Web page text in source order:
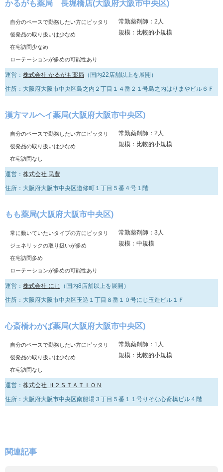
かるがも薬局 長堀橋店(大阪府大阪市中央区)
自分のペースで勤務したい方にピッタリ
後発品の取り扱いは少なめ
在宅訪問少なめ
ローテーションが多めの可能性あり
常勤薬剤師：2人
規模：比較的小規模
運営： 株式会社 かるがも薬局 （国内22店舗以上を展開）
住所：大阪府大阪市中央区島之内２丁目１４番２１号島之内はりまやビル６Ｆ
漢方マルヘイ薬局(大阪府大阪市中央区)
自分のペースで勤務したい方にピッタリ
後発品の取り扱いは少なめ
在宅訪問なし
常勤薬剤師：2人
規模：比較的小規模
運営： 株式会社 民豊
住所：大阪府大阪市中央区道修町１丁目５番４号１階
もも薬局(大阪府大阪市中央区)
常に動いていたいタイプの方にピッタリ
ジェネリックの取り扱いが多め
在宅訪問多め
ローテーションが多めの可能性あり
常勤薬剤師：3人
規模：中規模
運営： 株式会社 にじ
（国内8店舗以上を展開）
住所：大阪府大阪市中央区玉造１丁目８番１０号にじ玉造ビル１Ｆ
心斎橋わかば薬局(大阪府大阪市中央区)
自分のペースで勤務したい方にピッタリ
後発品の取り扱いは少なめ
在宅訪問なし
常勤薬剤師：1人
規模：比較的小規模
運営： 株式会社 Ｈ２ＳＴＡＴＩＯＮ
住所：大阪府大阪市中央区南船場３丁目５番１１号りそな心斎橋ビル４階
関連記事